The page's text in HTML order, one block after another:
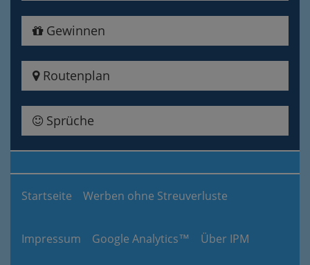
Gewinnen
Routenplan
Sprüche
Startseite Werben ohne Streuverluste
Impressum Google Analytics™ Über IPM